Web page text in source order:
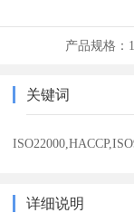
产品规格： 1
关键词
详细说明